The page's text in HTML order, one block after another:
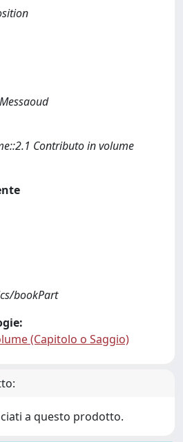
Contributo in volume
bookPart
(Capitolo o Saggio)
a questo prodotto.